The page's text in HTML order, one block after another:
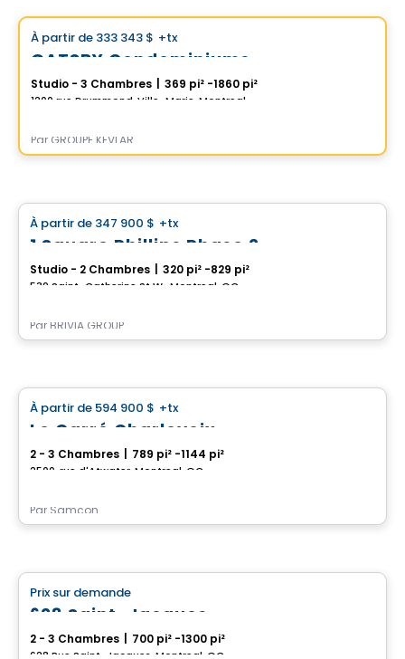
À partir de 333 343 $ +tx
GATSBY Condominiums
Studio - 3 Chambres 369 pi² -1860 pi²
Par GROUPE KEVLAR
À partir de 347 900 $ +tx
1 Square Phillips Phase 2
Studio - 2 Chambres 320 pi² -829 pi²
539 Saint-Catherine St W., Montreal, QC
Par BRIVIA GROUP
À partir de 594 900 $ +tx
Le Carré Charlevoix
2 - 3 Chambres 789 pi² -1144 pi²
2500, rue d'Atwater, Montreal, QC
Par Samcon
Prix sur demande
628 Saint-Jacques
2 - 3 Chambres 700 pi² -1300 pi²
628 Rue Saint-Jacques, Montreal, QC